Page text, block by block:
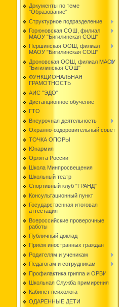
Документы по теме
"Образование"
Структурное подразделение
Горюновская СОШ, филиал
МАОУ "Бигилинская СОШ"
Першинская ООШ, филиал
МАОУ "Бигилинская СОШ"
Дроновская ООШ, филиал МАОУ
"Бигилинская СОШ"
ФУНКЦИОНАЛЬНАЯ
ГРАМОТНОСТЬ
АИС "ЭДО"
Дистанционное обучение
ГТО
Внеурочная деятельность
Охранно-оздоровительный совет
ТОЧКА ОПОРЫ
Юнармия
Орлята России
Школа Минпросвещения
Школьный театр
Спортивный клуб "ГРАНД"
Консультационный пункт
Государственная итоговая
аттестация
Всероссийские проверочные
работы
Публичный доклад
Приём иностранных граждан
Родителям и ученикам
Педагогам и сотрудникам
Профилактика гриппа и ОРВИ
Школьная Служба примирения
Кабинет психолога
ОДАРЕННЫЕ ДЕТИ